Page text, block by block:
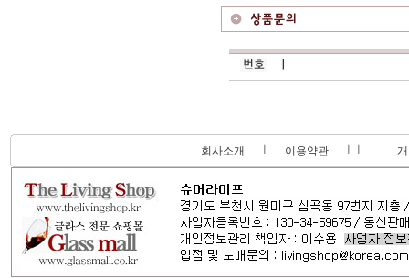
회사소개 이용약관